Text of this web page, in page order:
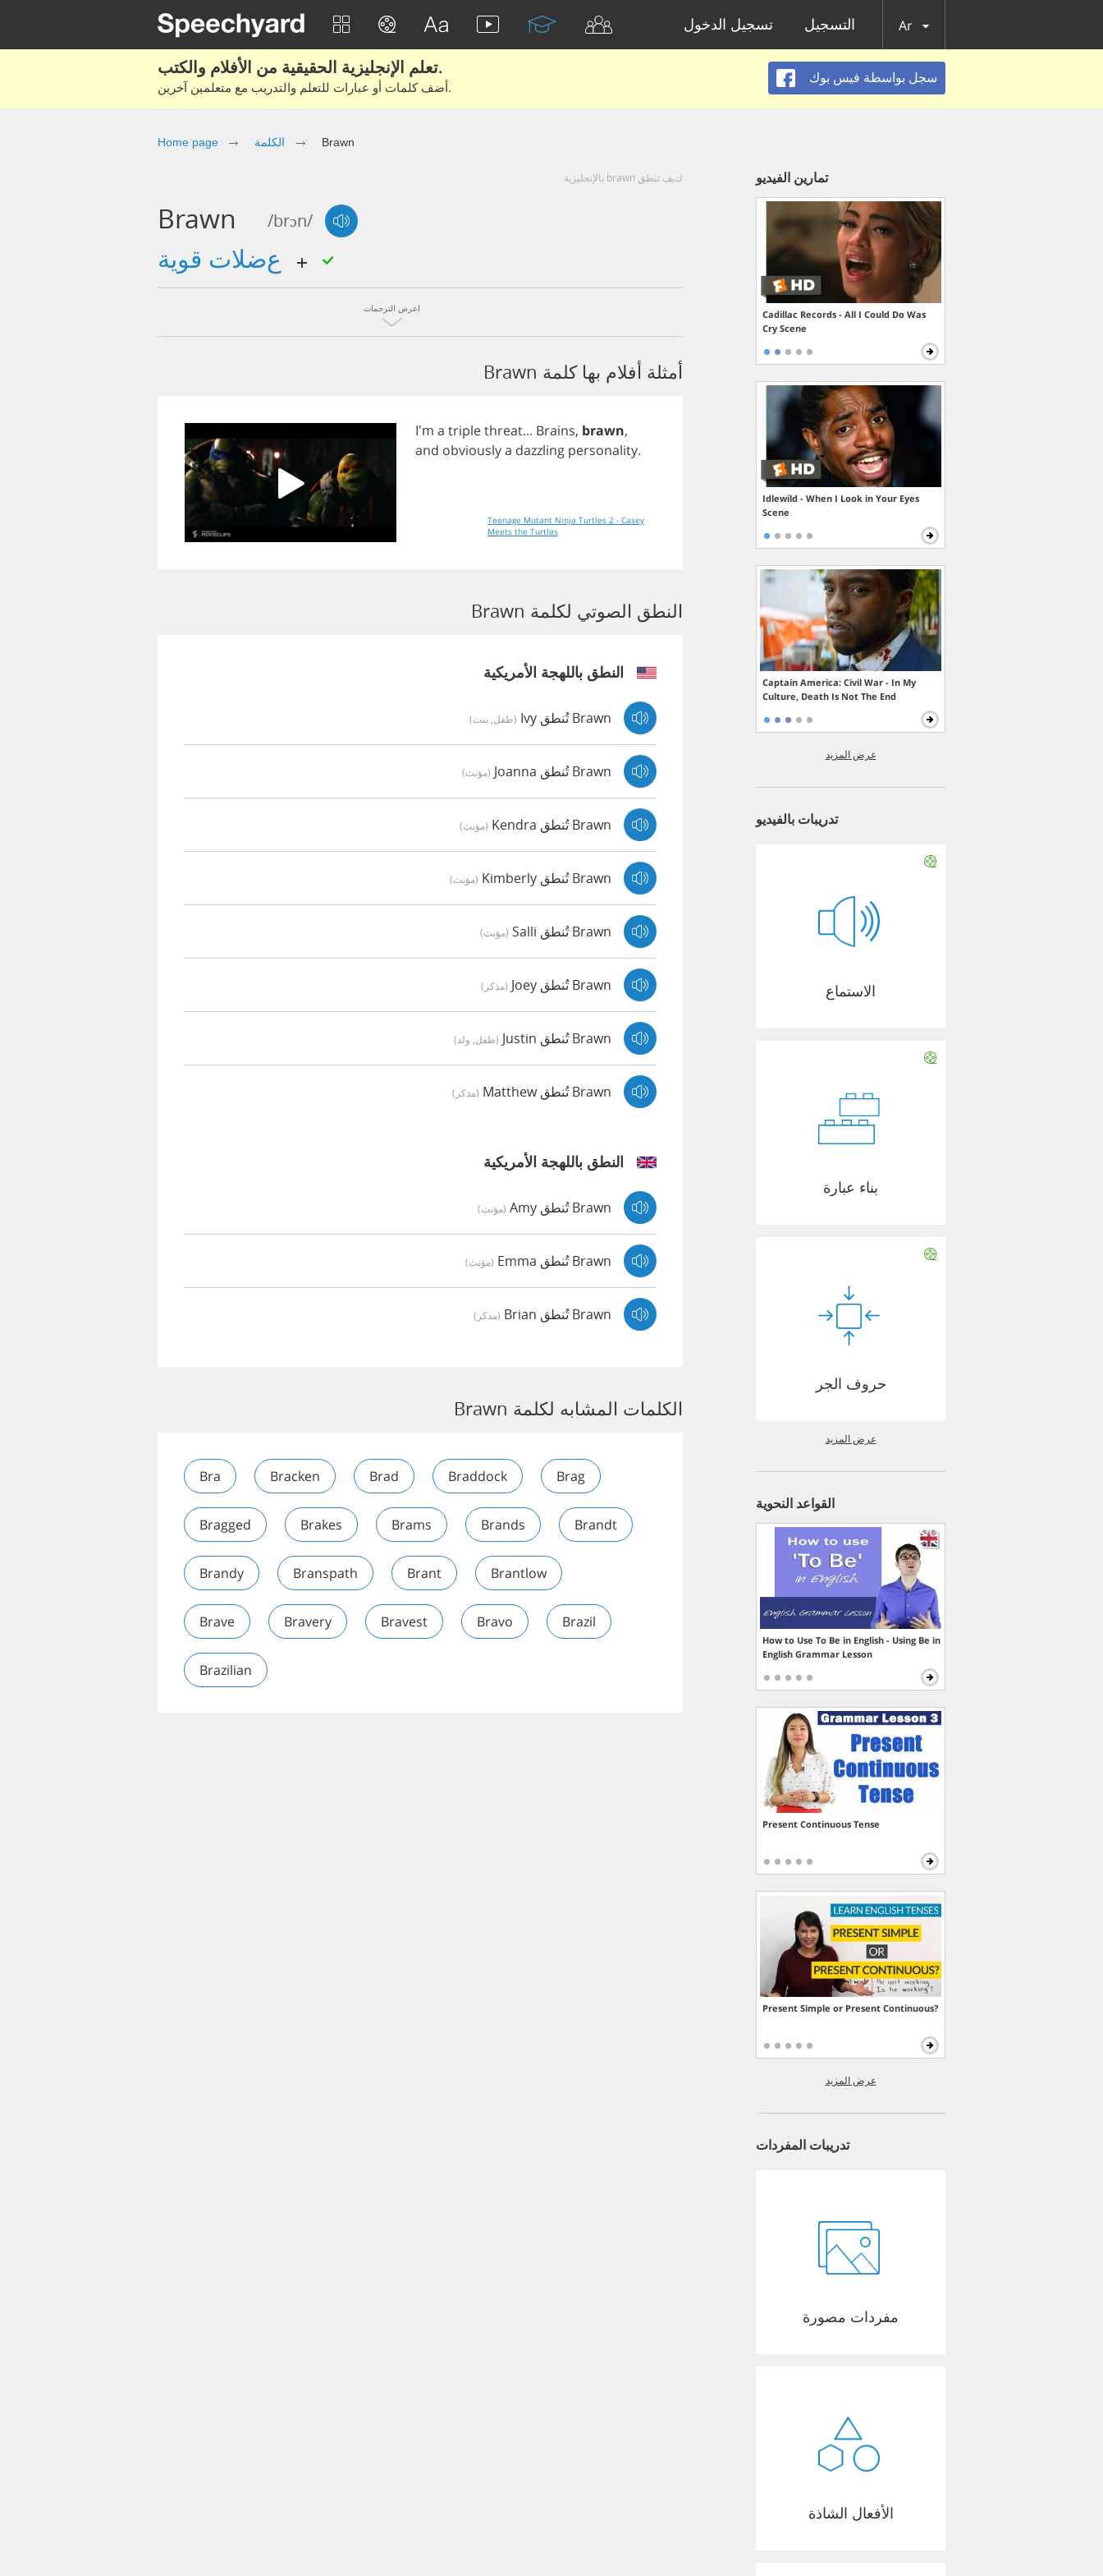
تسجيل الدخول التسجيل Ar
تعلم الإنجليزية الحقيقية من الأفلام والكتب.
أضف كلمات أو عبارات للتعلم والتدريب مع متعلمين آخرين.
سجل بواسطة فيس بوك
Home page الكلمة Brawn
كيف تنطق brawn بالإنجليزية
Brawn /brɔn/
اعرض الترجمات
أمثلة أفلام بها كلمة Brawn
I'm a triplethreat... Brains, brawn,
and obviouslya dazzling personality.
Teenage Mutant Ninja Turtles 2 - Casey
Meets the Turtles
النطق الصوتي لكلمة Brawn
النطق باللهجة الأمريكية
Brawn تُنطق Ivy (طفل, بنت)
Brawn تُنطق Joanna (مؤنث)
Brawn تُنطق Kendra (مؤنث)
Brawn تُنطق Kimberly (مؤنث)
Brawn تُنطق Salli (مؤنث)
Brawn تُنطق Joey (مذكر)
Brawn تُنطق Justin (طفل, ولد)
Brawn تُنطق Matthew (مذكر)
النطق باللهجة الأمريكية
Brawn تُنطق Amy (مؤنث)
Brawn تُنطق Emma (مؤنث)
Brawn تُنطق Brian (مذكر)
الكلمات المشابه لكلمة Brawn
Bra Bracken Brad Braddock Brag
Bragged Brakes Brams Brands Brandt
Brandy Branspath Brant Brantlow
Brave Bravery Bravest Bravo Brazil
Brazilian
تمارين الفيديو
Cadillac Records - All I Could Do Was
Cry Scene
Idlewild - When I Look in Your Eyes
Scene
Captain America: Civil War - In My
Culture, Death Is Not The End
عرض المزيد
تدريبات بالفيديو
الاستماع
بناء عبارة
حروف الجر
عرض المزيد
القواعد النحوية
How to Use To Be in English - Using Be in
English Grammar Lesson
Present Continuous Tense
Present Simple or Present Continuous?
عرض المزيد
تدريبات المفردات
مفردات مصورة
الأفعال الشاذة